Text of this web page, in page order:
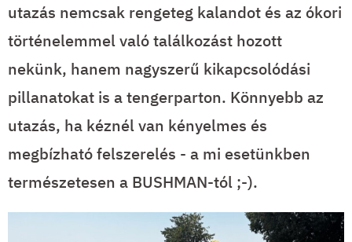
utazás nemcsak rengeteg kalandot és az ókori
történelemmel való találkozást hozott
nekünk, hanem nagyszerű kikapcsolódási
pillanatokat is a tengerparton. Könnyebb az
utazás, ha kéznél van kényelmes és
megbízható felszerelés - a mi esetünkben
természetesen a BUSHMAN-tól ;-).